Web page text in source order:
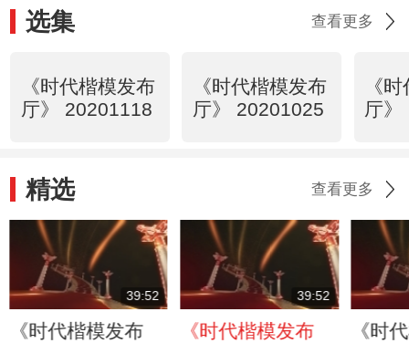
选集 查看更多
《时代楷模发布
厅》 20201118
《时代楷模发布
厅》 20201025
《
厅》
精选 查看更多
39:52
《时代楷模发布
39:52
《时代楷模发布
《时